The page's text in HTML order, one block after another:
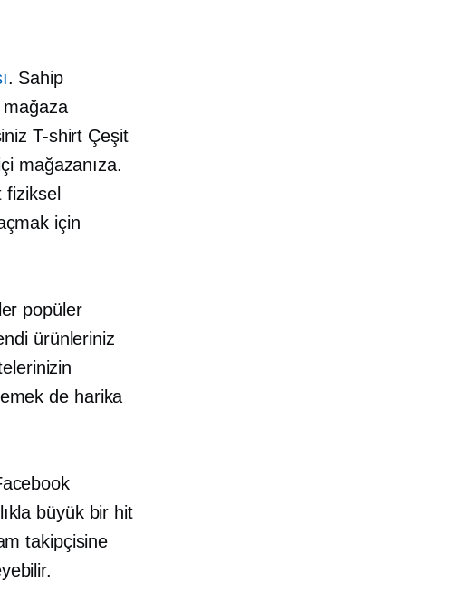
. Sahip
mağaza
T-shirt Çeşit
mağazanıza.
fiziksel
için
popüler
ürünleriniz
de harika
büyük bir hit
takipçisine